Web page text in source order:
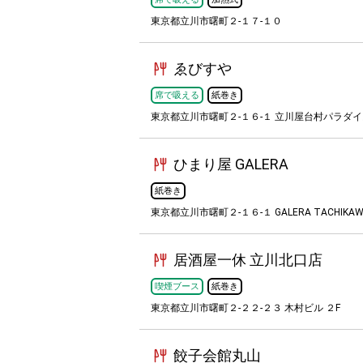
東京都立川市曙町２-１７-１０
ゑびすや
席で吸える 紙巻き
東京都立川市曙町２-１６-１ 立川屋台村パラダ
ひまり屋 GALERA
紙巻き
東京都立川市曙町２-１６-１ GALERA
居酒屋一休 立川北口店
喫煙ブース 紙巻き
東京都立川市曙町２-２２-２３ 木村ビル ２F
餃子会館丸山